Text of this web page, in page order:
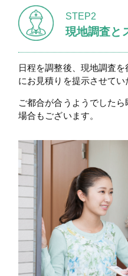
現地調査と
STEP2
日程を調整後、現地調査
にお見積りを提示させてい
ご都合が合うようでした
場合もございます。